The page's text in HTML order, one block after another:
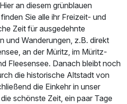
an diesem grünblauen
Sie alle ihr Freizeit- und
Zeit für ausgedehnte
und Wanderungen, z.B. direkt
an der Müritz, im Müritz-
Fleesensee. Danach bleibt noch
die historische Altstadt von
die Einkehr in unser
schönste Zeit, ein paar Tage